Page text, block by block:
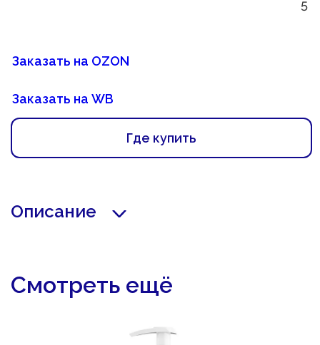
5
Заказать на OZON
Заказать на WB
Где купить
Описание
Смотреть ещё